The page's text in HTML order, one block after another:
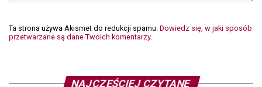
Ta strona używa Akismet do redukcji spamu. Dowiedz się, w jaki sposób
przetwarzane są dane Twoich komentarzy.
NAJCZĘŚCIEJ CZYTANE